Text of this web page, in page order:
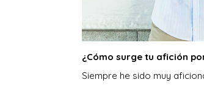
¿Cómo surge tu afición
Siempre he sido muy